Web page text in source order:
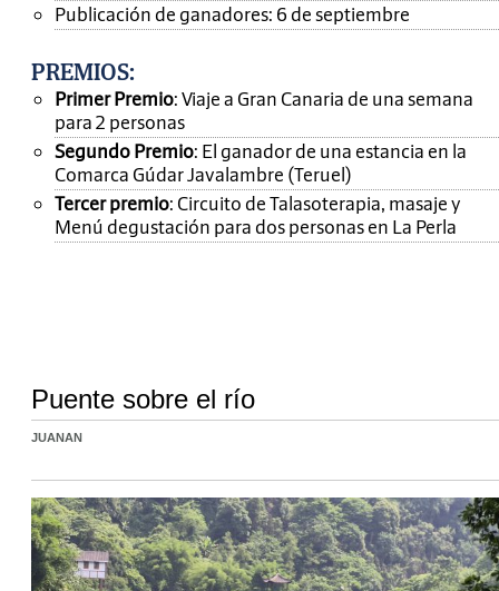
Publicación de ganadores: 6 de septiembre
PREMIOS:
Primer Premio: Viaje a Gran Canaria de una semana
para 2 personas
Segundo Premio: El ganador de una estancia en la
Comarca Gúdar Javalambre (Teruel)
Tercer premio: Circuito de Talasoterapia, masaje y
Menú degustación para dos personas en La Perla
Puente sobre el río
JUANAN